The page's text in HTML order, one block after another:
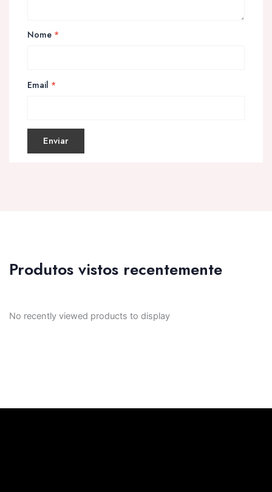
Nome *
Email *
Produtos vistos recentemente
No recently viewed products to display